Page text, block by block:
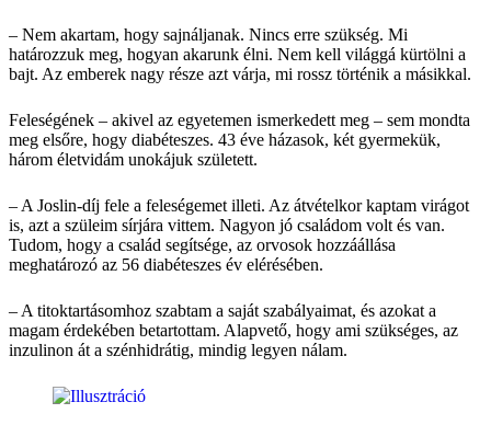
– Nem akartam, hogy sajnáljanak. Nincs erre szükség. Mi
határozzuk meg, hogyan akarunk élni. Nem kell világgá kürtölni a
bajt. Az emberek nagy része azt várja, mi rossz történik a másikkal.
Feleségének – akivel az egyetemen ismerkedett meg – sem mondta
meg elsőre, hogy diabéteszes. 43 éve házasok, két gyermekük,
három életvidám unokájuk született.
– A Joslin-díj fele a feleségemet illeti. Az átvételkor kaptam virágot
is, azt a szüleim sírjára vittem. Nagyon jó családom volt és van.
Tudom, hogy a család segítsége, az orvosok hozzáállása
meghatározó az 56 diabéteszes év elérésében.
– A titoktartásomhoz szabtam a saját szabályaimat, és azokat a
magam érdekében betartottam. Alapvető, hogy ami szükséges, az
inzulinon át a szénhidrátig, mindig legyen nálam.